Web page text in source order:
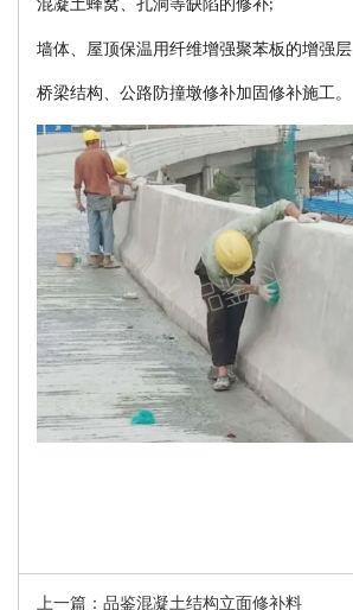
混凝土蜂窝、孔洞等缺陷的修补;
墙体、屋顶保温用纤维增强聚苯板的增强层
桥梁结构、公路防撞墩修补加固修补施工。
上一篇：品鉴混凝土结构立面修补料